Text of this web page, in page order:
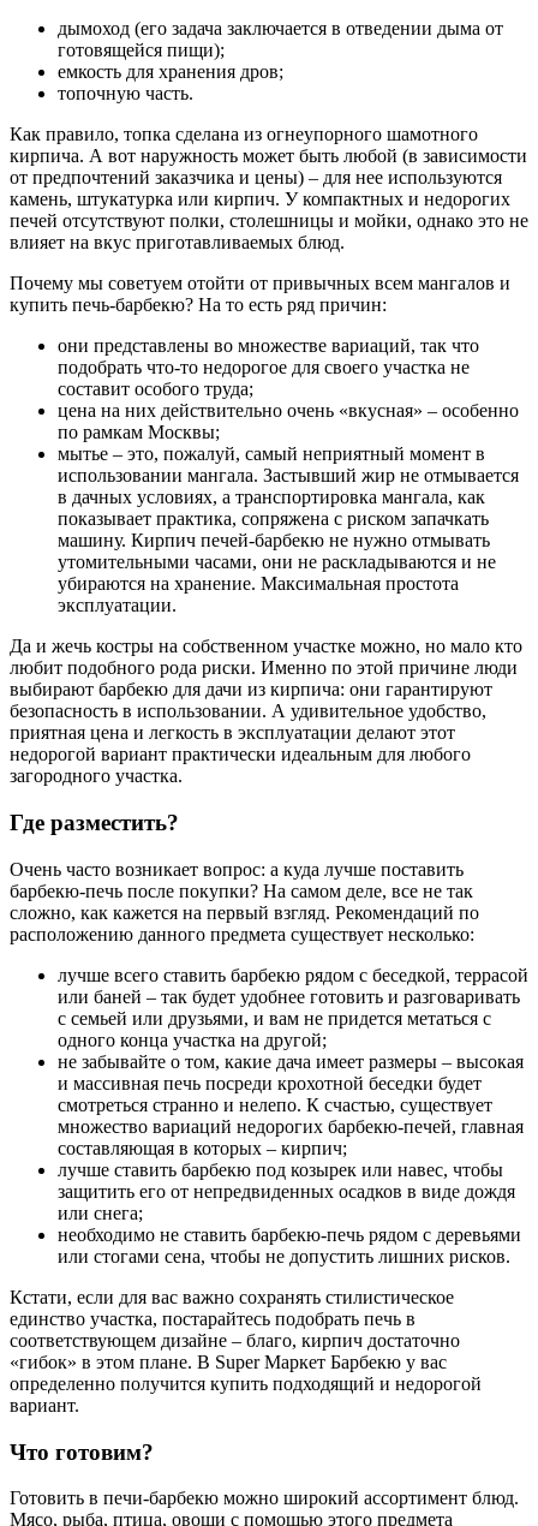
дымоход (его задача заключается в отведении дыма от
готовящейся пищи);
емкость для хранения дров;
топочную часть.
Как правило, топка сделана из огнеупорного шамотного
кирпича. А вот наружность может быть любой (в зависимости
от предпочтений заказчика и цены) – для нее используются
камень, штукатурка или кирпич. У компактных и недорогих
печей отсутствуют полки, столешницы и мойки, однако это не
влияет на вкус приготавливаемых блюд.
Почему мы советуем отойти от привычных всем мангалов и
купить печь-барбекю? На то есть ряд причин:
они представлены во множестве вариаций, так что
подобрать что-то недорогое для своего участка не
составит особого труда;
цена на них действительно очень «вкусная» – особенно
по рамкам Москвы;
мытье – это, пожалуй, самый неприятный момент в
использовании мангала. Застывший жир не отмывается
в дачных условиях, а транспортировка мангала, как
показывает практика, сопряжена с риском запачкать
машину. Кирпич печей-барбекю не нужно отмывать
утомительными часами, они не раскладываются и не
убираются на хранение. Максимальная простота
эксплуатации.
Да и жечь костры на собственном участке можно, но мало кто
любит подобного рода риски. Именно по этой причине люди
выбирают барбекю для дачи из кирпича: они гарантируют
безопасность в использовании. А удивительное удобство,
приятная цена и легкость в эксплуатации делают этот
недорогой вариант практически идеальным для любого
загородного участка.
Где разместить?
Очень часто возникает вопрос: а куда лучше поставить
барбекю-печь после покупки? На самом деле, все не так
сложно, как кажется на первый взгляд. Рекомендаций по
расположению данного предмета существует несколько:
лучше всего ставить барбекю рядом с беседкой, террасой
или баней – так будет удобнее готовить и разговаривать
с семьей или друзьями, и вам не придется метаться с
одного конца участка на другой;
не забывайте о том, какие дача имеет размеры – высокая
и массивная печь посреди крохотной беседки будет
смотреться странно и нелепо. К счастью, существует
множество вариаций недорогих барбекю-печей, главная
составляющая в которых – кирпич;
лучше ставить барбекю под козырек или навес, чтобы
защитить его от непредвиденных осадков в виде дождя
или снега;
необходимо не ставить барбекю-печь рядом с деревьями
или стогами сена, чтобы не допустить лишних рисков.
Кстати, если для вас важно сохранять стилистическое
единство участка, постарайтесь подобрать печь в
соответствующем дизайне – благо, кирпич достаточно
«гибок» в этом плане. В Super Маркет Барбекю у вас
определенно получится купить подходящий и недорогой
вариант.
Что готовим?
Готовить в печи-барбекю можно широкий ассортимент блюд.
Мясо, рыба, птица, овощи с помощью этого предмета